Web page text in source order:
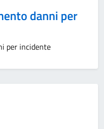
danni per
per incidente